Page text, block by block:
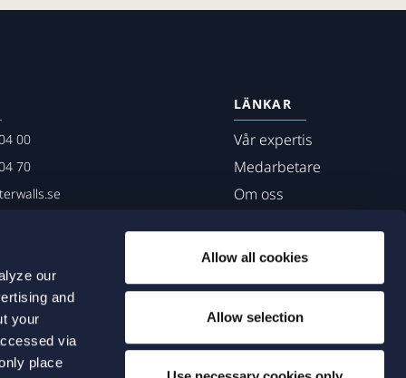
our
and
your
via
place
Allow all cookies
Allow selection
00
70
LÄNKAR
Vår expertis
Medarbetare
Om oss